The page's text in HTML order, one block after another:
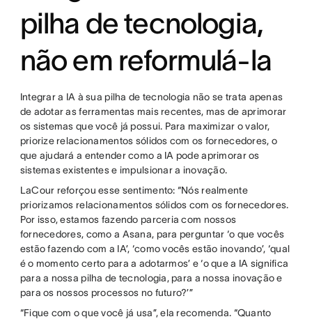
pilha de tecnologia,
não em reformulá-la
Integrar a IA à sua pilha de tecnologia não se trata apenas
de adotar as ferramentas mais recentes, mas de aprimorar
os sistemas que você já possui. Para maximizar o valor,
priorize relacionamentos sólidos com os fornecedores, o
que ajudará a entender como a IA pode aprimorar os
sistemas existentes e impulsionar a inovação.
LaCour reforçou esse sentimento: “Nós realmente
priorizamos relacionamentos sólidos com os fornecedores.
Por isso, estamos fazendo parceria com nossos
fornecedores, como a Asana, para perguntar ‘o que vocês
estão fazendo com a IA’, ‘como vocês estão inovando’, ‘qual
é o momento certo para a adotarmos’ e ‘o que a IA significa
para a nossa pilha de tecnologia, para a nossa inovação e
para os nossos processos no futuro?’”
“Fique com o que você já usa”, ela recomenda. “Quanto